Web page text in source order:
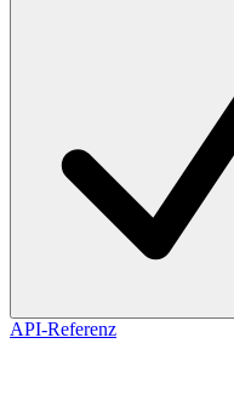
API-Referenz